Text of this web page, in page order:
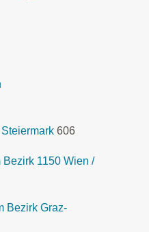
606
1150 Wien /
Bezirk Graz-